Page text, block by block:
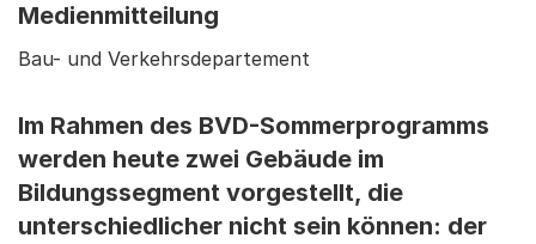
Medienmitteilung
Bau- und Verkehrsdepartement
Im Rahmen des BVD-Sommerprogramms
werden heute zwei Gebäude im
Bildungssegment vorgestellt, die
unterschiedlicher nicht sein können: der